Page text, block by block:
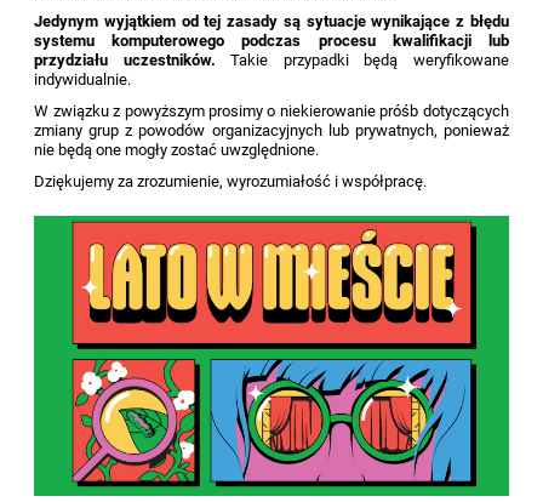
Jedynym wyjątkiem od tej zasady są sytuacje wynikające z błędu
systemu komputerowego podczas procesu kwalifikacji lub
przydziału uczestników. Takie przypadki będą weryfikowane
indywidualnie.
W związku z powyższym prosimy o niekierowanie próśb dotyczących
zmiany grup z powodów organizacyjnych lub prywatnych, ponieważ
nie będą one mogły zostać uwzględnione.
Dziękujemy za zrozumienie, wyrozumiałość i współpracę.